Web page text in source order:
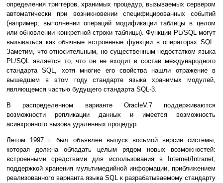
определения триггеров, хранимых процедур, вызываемых сервером
автоматически при возникновении специфицированных событий
(например, выполнении операций модификации таблицы в целом
или обновлении конкретной строки таблицы). Функции PL/SQL могут
вызываться как обычные встроенные функции в операторах SQL.
Заметим, что относительным, но существенным недостатком языка
PL/SQL является то, что он не входит в состав международного
стандарта SQL, хотя многие его свойства нашли отражение в
вышедшем в этом году стандарте языка хранимых модулей,
являющемся частью будущего стандарта SQL-3.
В распределенном варианте OracleV.7 поддерживаются
возможности репликации данных и имеется возможность
асинхронного вызова удаленных процедур.
Летом 1997 г. был объявлен выпуск восьмой версии системы,
которая должна обладать целым рядом новых возможностей:
встроенными средствами для использования в Internet/Intranet,
поддержкой хранения мультимедийной информации, приближением
реализованного варианта языка SQL к разрабатываемому стандарту